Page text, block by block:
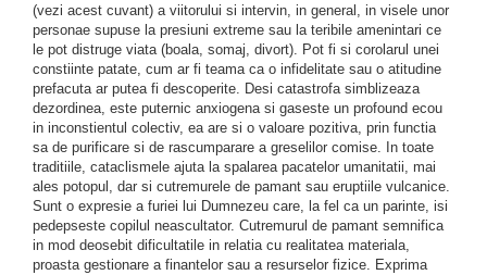
(vezi acest cuvant) a viitorului si intervin, in general, in visele unor
personae supuse la presiuni extreme sau la teribile amenintari ce
le pot distruge viata (boala, somaj, divort). Pot fi si corolarul unei
constiinte patate, cum ar fi teama ca o infidelitate sau o atitudine
prefacuta ar putea fi descoperite. Desi catastrofa simblizeaza
dezordinea, este puternic anxiogena si gaseste un profound ecou
in inconstientul colectiv, ea are si o valoare pozitiva, prin functia
sa de purificare si de rascumparare a greselilor comise. In toate
traditiile, cataclismele ajuta la spalarea pacatelor umanitatii, mai
ales potopul, dar si cutremurele de pamant sau eruptiile vulcanice.
Sunt o expresie a furiei lui Dumnezeu care, la fel ca un parinte, isi
pedepseste copilul neascultator. Cutremurul de pamant semnifica
in mod deosebit dificultatile in relatia cu realitatea materiala,
proasta gestionare a finantelor sau a resurselor fizice. Exprima